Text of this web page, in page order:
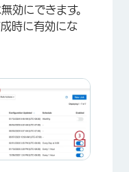
効にできます。
時に有効にな